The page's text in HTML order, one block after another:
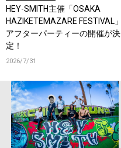
HEY-SMITH主催「OSAKA
HAZIKETEMAZARE FESTIVAL」
アフターパーティーの開催が決
定！
2026/7/31